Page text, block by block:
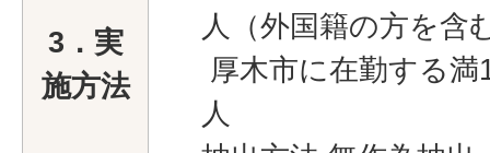
3．実
施方法
人（外国籍の方を含
厚木市に在勤する
人